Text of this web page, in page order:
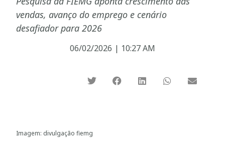
vendas, avanço do emprego e cenário
desafiador para 2026
06/02/2026 | 10:27 AM
Imagem: divulgação fiemg